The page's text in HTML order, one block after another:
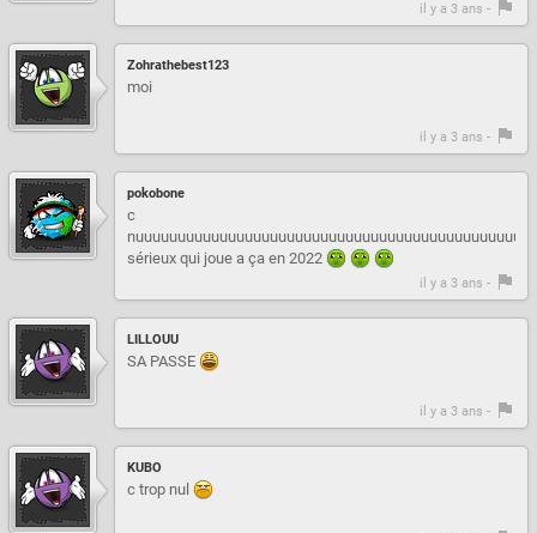
il y a 3 ans -
Zohrathebest123
moi
il y a 3 ans -
pokobone
c
nuuuuuuuuuuuuuuuuuuuuuuuuuuuuuuuuuuuuuuuuuuuuuuul
sérieux qui joue a ça en 2022
il y a 3 ans -
LILLOUU
SA PASSE
il y a 3 ans -
KUBO
c trop nul